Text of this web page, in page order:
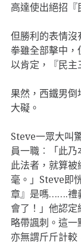
高達使出絕招『
但勝利的表情沒
拳雖全部擊中
以肯定，『民主
果然，西鐵男
大礙。
Steve一眾大叫
員一職︰「此
此法者，就算
毫。」Steve即
章』是嗎…….禮
會了！」他認
略帶諷刺。這一
亦無謂斤斤計較